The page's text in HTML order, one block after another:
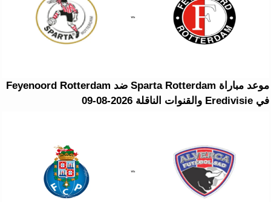
موعد مباراة Sparta Rotterdam ضد Feyenoord Rotterdam
في Eredivisie والقنوات الناقلة 2026-08-09